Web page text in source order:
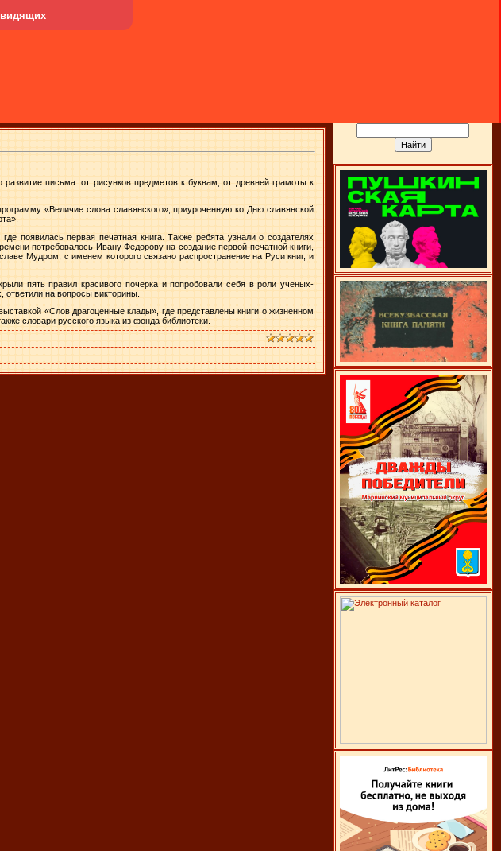
письма: от рисунков предметов к буквам, от древней грамоты к
«Величие слова славянского», приуроченную ко Дню славянской
появилась первая печатная книга. Также ребята узнали о создателях
потребовалось Ивану Федорову на создание первой печатной книги,
Мудром, с именем которого связано распространение на Руси книг, и
пять правил красивого почерка и попробовали себя в роли ученых-
на вопросы викторины.
«Слов драгоценные клады», где представлены книги о жизненном
словари русского языка из фонда библиотеки.